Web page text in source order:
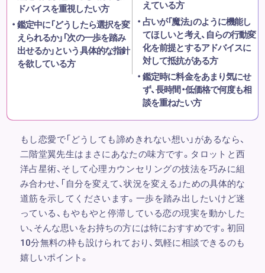
ドバイスを重視したい方
鑑定中に「どうしたら選択を変
えられるか」「次の一歩を踏み
出せるか」という具体的な指針
を欲している方
えている方
占いが「魔法」のように機能し
てほしいと考え、自らの行動変
化を前提とするアドバイスに
対して抵抗がある方
鑑定時に料金をあまり気にせ
ず、長時間・低価格で何度も相
談を重ねたい方
もし恋愛で「どうしても諦めきれない想い」があるなら、
二階堂翼先生はまさにあなたの味方です。タロットと西
洋占星術、そして心理カウンセリングの技法を巧みに組
み合わせ、「自分を変えて、状況を変える」ための具体的な
道筋を示してくださいます。一歩を踏み出したいけど迷
っている、もやもやと停滞している恋の現実を動かした
い、そんな思いをお持ちの方には特におすすめです。初回
10分無料の枠も設けられており、気軽に相談できるのも
嬉しいポイント。